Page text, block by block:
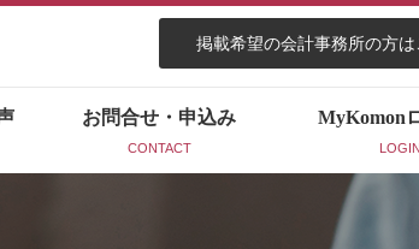
掲載希望の会計事務所の方
お問合せ・申込み
CONTACT
MyKomon
LOGIN